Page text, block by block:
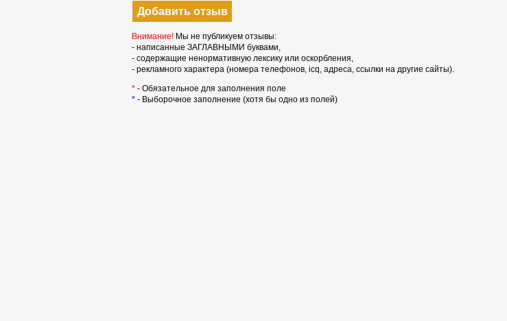
Внимание! Мы не публикуем отзывы:
- написанные ЗАГЛАВНЫМИ буквами,
- содержащие ненормативную лексику или оскорбления,
- рекламного характера (номера телефонов, icq, адреса, ссылки на другие сайты).
* - Обязательное для заполнения поле
* - Выборочное заполнение (хотя бы одно из полей)